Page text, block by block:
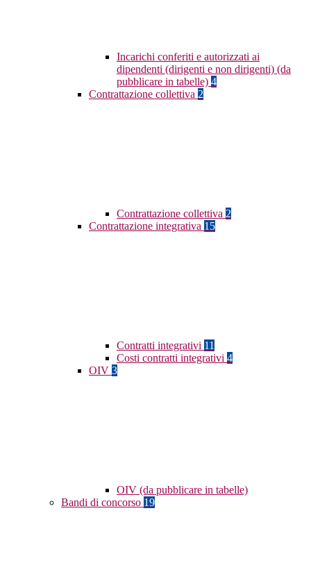
Incarichi conferiti e autorizzati ai
dipendenti (dirigenti e non dirigenti) (da
pubblicare in tabelle) 4
Contrattazione collettiva 2
Contrattazione collettiva 2
Contrattazione integrativa 15
Contratti integrativi 11
Costi contratti integrativi 4
OIV 3
OIV (da pubblicare in tabelle)
Bandi di concorso 19